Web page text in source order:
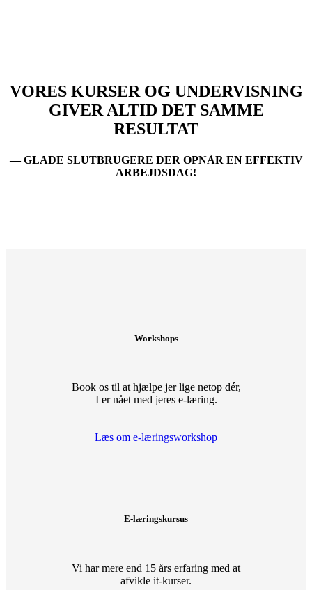
VORES KURSER OG UNDERVISNING
GIVER ALTID DET SAMME
RESULTAT
— GLADE SLUTBRUGERE DER OPNÅR EN EFFEKTIV
ARBEJDSDAG!
Workshops
Book os til at hjælpe jer lige netop dér,
I er nået med jeres e-læring.
Læs om e-læringsworkshop
E-læringskursus
Vi har mere end 15 års erfaring med at
afvikle it-kurser.